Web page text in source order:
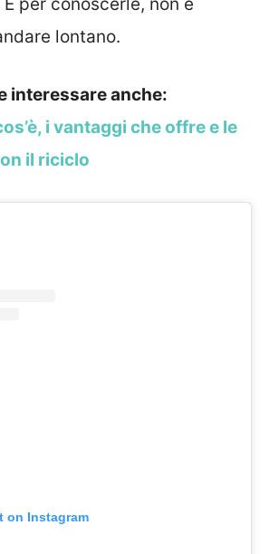
lontano.
interessare anche:
i vantaggi che offre e le
il riciclo
on Instagram